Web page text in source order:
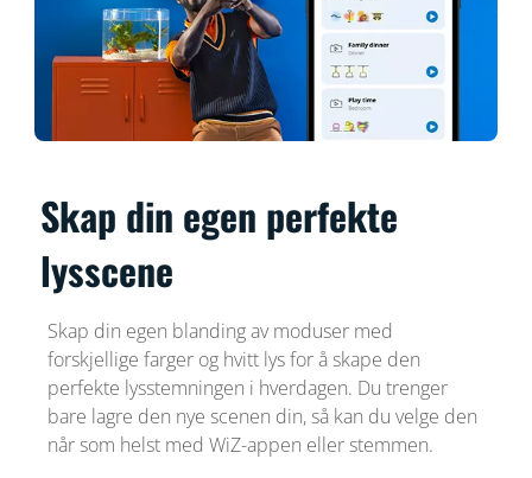
Skap din egen perfekte
lysscene
Skap din egen blanding av moduser med
forskjellige farger og hvitt lys for å skape den
perfekte lysstemningen i hverdagen. Du trenger
bare lagre den nye scenen din, så kan du velge den
når som helst med WiZ-appen eller stemmen.